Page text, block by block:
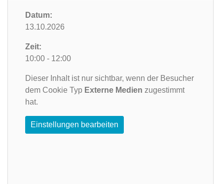
Datum:
13.10.2026
Zeit:
10:00 - 12:00
Dieser Inhalt ist nur sichtbar, wenn der Besucher
dem Cookie Typ Externe Medien zugestimmt
hat.
Einstellungen bearbeiten